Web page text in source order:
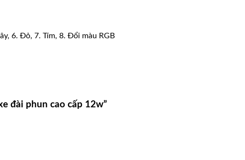
6. Đỏ, 7. Tím, 8. Đổi màu RGB
đài phun cao cấp 12w”